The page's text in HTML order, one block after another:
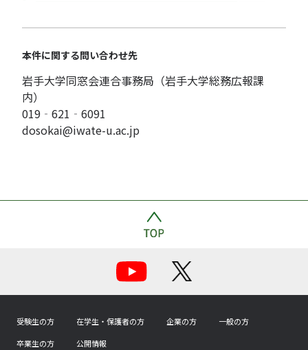
本件に関する問い合わせ先
岩手大学同窓会連合事務局（岩手大学総務広報課
内）
019‐621‐6091
dosokai@iwate-u.ac.jp
受験生の方 在学生・保護者の方 企業の方
一般の方
卒業生の方
公開情報